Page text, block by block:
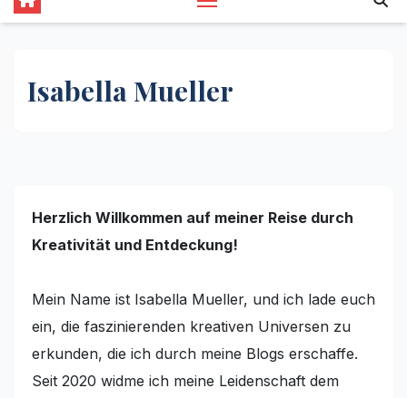
Isabella Mueller
Herzlich Willkommen auf meiner Reise durch
Kreativität und Entdeckung!
Mein Name ist Isabella Mueller, und ich lade euch
ein, die faszinierenden kreativen Universen zu
erkunden, die ich durch meine Blogs erschaffe.
Seit 2020 widme ich meine Leidenschaft dem